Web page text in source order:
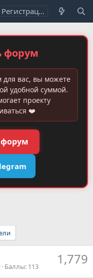
Регистрация
форум
для вас, вы можете
удобной суммой.
проекту
❤️
1,779
Баллы 113